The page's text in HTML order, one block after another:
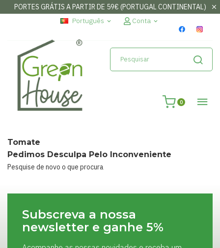
PORTES GRÁTIS A PARTIR DE 59€ (PORTUGAL CONTINENTAL)
Português expand_more Conta expand_more
0
Tomate
Pedimos Desculpa Pelo Inconveniente
Pesquise de novo o que procura
Subscreva a nossa
newsletter e ganhe 5%
Entrar ×
Necessita de fazer log-in para guardar os seus favoritos
Cancelar